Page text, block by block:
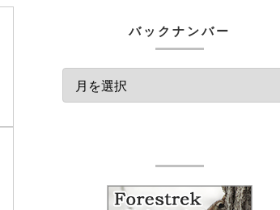
バックナンバー